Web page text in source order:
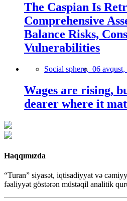
The Caspian Is
Comprehensive
Balance Risks,
Vulnerabilities
Social sphere, 06 avqust,
Wages are rising,
dearer where it
Haqqımızda
“Turan” siyasət, iqtisadiyyat və
fəaliyyət göstərən müstəqil analitik